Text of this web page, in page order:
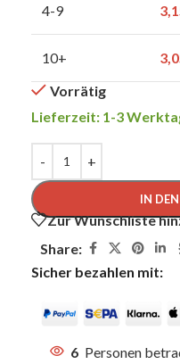
4-9
10+
Vorrätig
Lieferzeit: 1-3
IN
Zur Wunschliste
Share:
Sicher bezahlen mit:
6 Personen